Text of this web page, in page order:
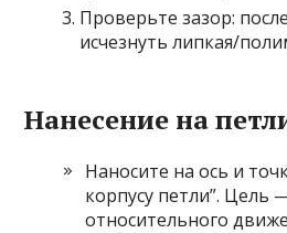
Проверьте зазор:
исчезнуть липкая/
Нанесение на
Наносите на ось и
корпусу петли”. Цель
относительного